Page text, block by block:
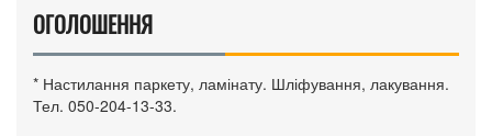
ОГОЛОШЕННЯ
* Настилання паркету, ламінату. Шліфування, лакування.
Тел. 050-204-13-33.